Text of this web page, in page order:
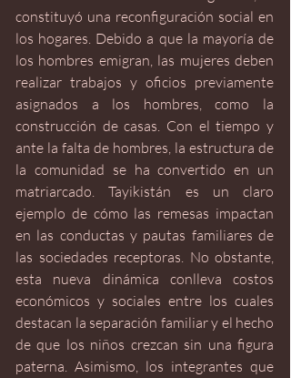
constituyó una reconfiguración social en
los hogares. Debido a que la mayoría de
los hombres emigran, las mujeres deben
realizar trabajos y oficios previamente
asignados a los hombres, como la
construcción de casas. Con el tiempo y
ante la falta de hombres, la estructura de
la comunidad se ha convertido en un
matriarcado. Tayikistán es un claro
ejemplo de cómo las remesas impactan
en las conductas y pautas familiares de
las sociedades receptoras. No obstante,
esta nueva dinámica conlleva costos
económicos y sociales entre los cuales
destacan la separación familiar y el hecho
de que los niños crezcan sin una figura
paterna. Asimismo, los integrantes que